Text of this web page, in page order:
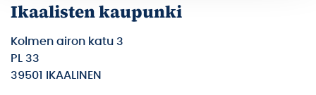
Ikaalisten kaupunki
Kolmen airon katu 3
PL 33
39501 IKAALINEN